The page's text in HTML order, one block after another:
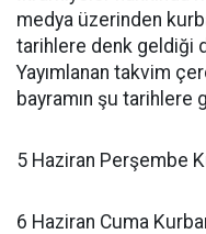
medya üzerinden
tarihlere denk geldiği
Yayımlanan takvim
bayramın şu tarihlere
5 Haziran Perşembe
6 Haziran Cuma